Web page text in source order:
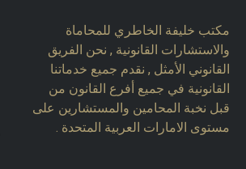
مكتب خليفة الخاطري للمحاماة
والاستشارات القانونية , نحن الفريق
القانوني الأمثل , نقدم جميع خدماتنا
القانونية في جميع أفرع القانون من
قبل نخبة المحامين والمستشارين على
مستوى الامارات العربية المتحدة .